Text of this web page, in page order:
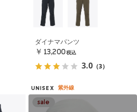
ダイナマパンツ
￥13,200 税込
3.0 （3）
UNISEX 紫外線